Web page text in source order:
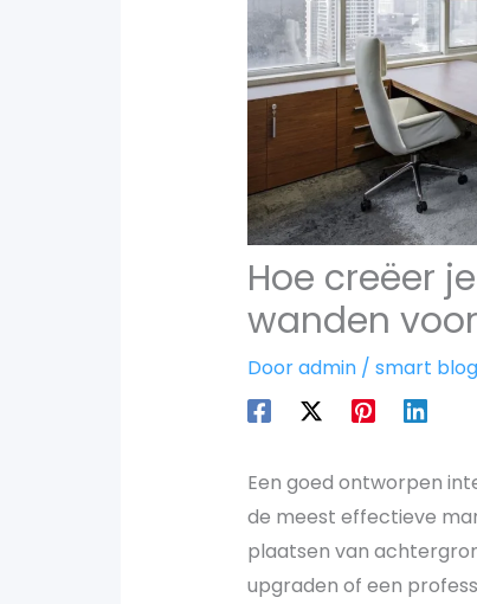
Hoe creëer
wanden
Dooradmin / smart blog
Een goed ontworpen
de meest effectieve
plaatsen van
upgraden of een